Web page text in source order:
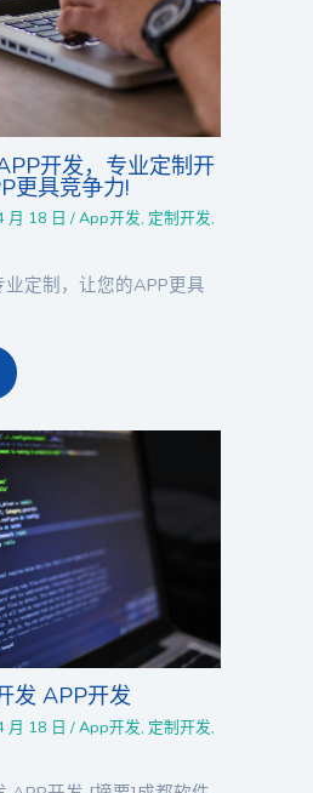
开发，专业定制开
更具竞争力!
月 18 日/App开发, 定制开发,
定制，让您的APP更具
发 APP开发
月 18 日/App开发, 定制开发,